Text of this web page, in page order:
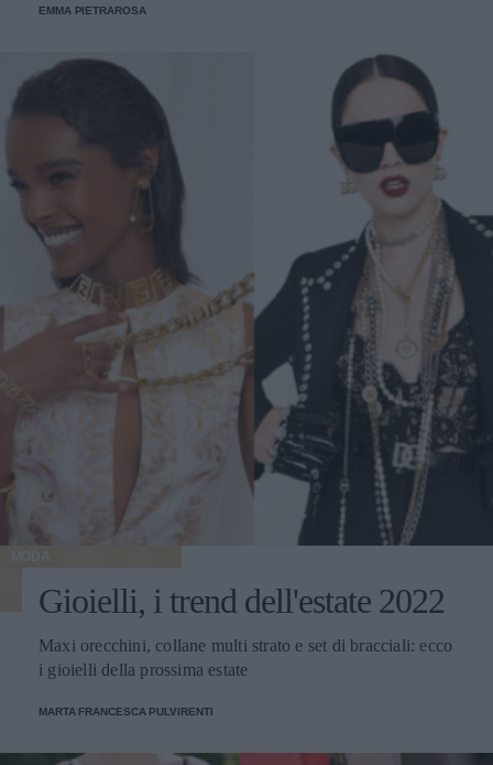
EMMA PIETRAROSA
MODA
Gioielli, i trend dell'estate 2022
Maxi orecchini, collane multi strato e set di bracciali: ecco
i gioielli della prossima estate
MARTA FRANCESCA PULVIRENTI